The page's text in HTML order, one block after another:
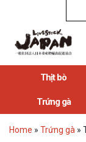
Thịt bò
Trứng gà
Home » Trứng gà »